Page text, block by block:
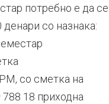
потребно е да се
со назнака:
со сметка на
18 приходна